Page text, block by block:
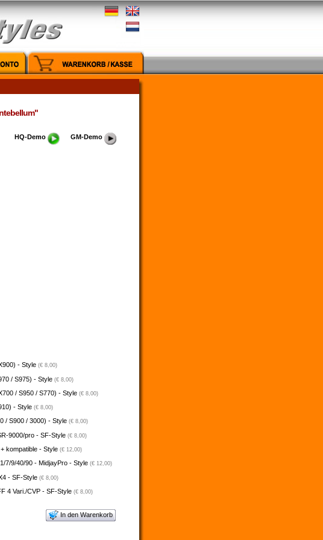
HQ-Demo GM-Demo
- Style (€ 8,00)
/ S975) - Style (€ 8,00)
/ S950 / S770) - Style (€ 8,00)
- Style (€ 8,00)
/ S900 / 3000) - Style (€ 8,00)
9000/pro - SF-Style (€ 8,00)
kompatible - Style (€ 12,00)
7/9/40/90 - MidjayPro - Style (€ 12,00)
- SF-Style (€ 8,00)
4 Vari./CVP - SF-Style (€ 8,00)
In den Warenkorb